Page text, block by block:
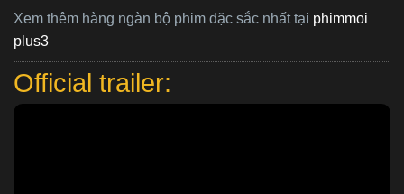
Xem thêm hàng ngàn bộ phim đặc sắc nhất tại phimmoi
plus3
Official trailer: